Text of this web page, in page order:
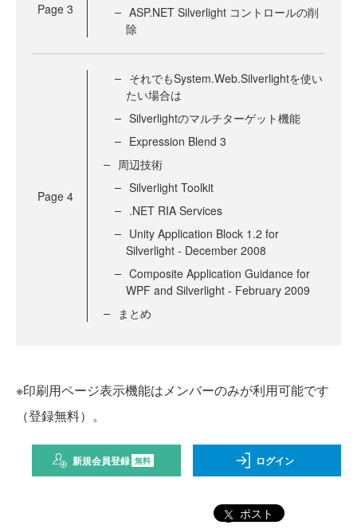
Page 3
ASP.NET Silverlight コントロールの削
除
Page 4
それでもSystem.Web.Silverlightを使い
たい場合は
Silverlightのマルチターゲット機能
Expression Blend 3
周辺技術
Silverlight Toolkit
.NET RIA Services
Unity Application Block 1.2 for
Silverlight - December 2008
Composite Application Guidance for
WPF and Silverlight - February 2009
まとめ
※印刷用ページ表示機能はメンバーのみが利用可能です
（登録無料）。
新規会員登録 無料 ログイン
ポスト